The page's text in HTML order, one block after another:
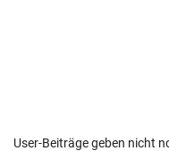
User-Beiträge geben nicht